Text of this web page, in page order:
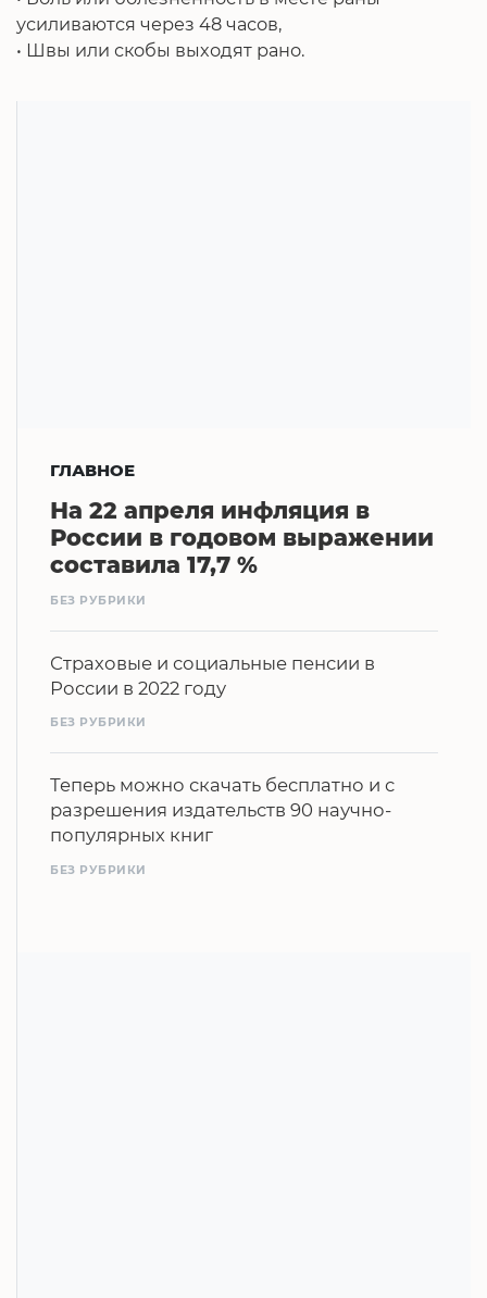
усиливаются через 48 часов,
• Швы или скобы выходят рано.
ГЛАВНОЕ
На 22 апреля инфляция в
России в годовом выражении
составила 17,7 %
БЕЗ РУБРИКИ
Страховые и социальные пенсии в
России в 2022 году
БЕЗ РУБРИКИ
Теперь можно скачать бесплатно и с
разрешения издательств 90 научно-
популярных книг
БЕЗ РУБРИКИ